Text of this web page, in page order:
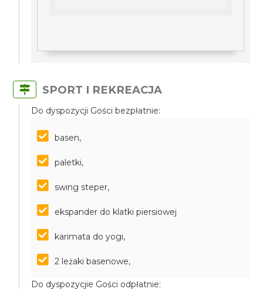
SPORT I REKREACJA
Do dyspozycji Gości bezpłatnie:
basen,
paletki,
swing steper,
ekspander do klatki piersiowej
karimata do yogi,
2 leżaki basenowe,
Do dyspozycjie Gości odpłatnie: